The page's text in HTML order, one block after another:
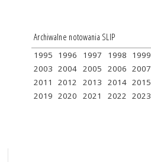
Archiwalne notowania SLIP
1995 1996 1997 1998 1999
2003 2004 2005 2006 2007
2011
2012 2013 2014 2015
2019 2020 2021 2022 2023